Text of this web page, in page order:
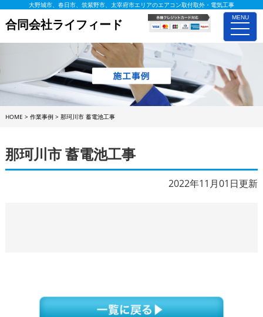
MENU
toggle
大野城市、春日市、筑紫野市、太宰府市エリアのエアコン取付取外・電気工事
合同会社ライフィード
HOME > 作業事例> 那珂川市 蓄電池工事
那珂川市 蓄電池工事
2022年11月01日更新